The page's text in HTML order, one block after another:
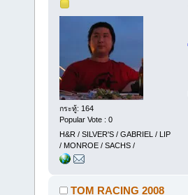
กระทู้: 164
Popular Vote : 0
H&R / SILVER'S / GABRIEL / LIP
/ MONROE / SACHS /
TOM RACING 2008